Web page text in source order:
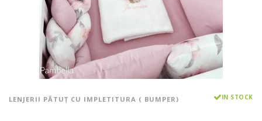
LENJERII PĂTUȚ CU IMPLETITURA ( BUMPER) IN STOCK